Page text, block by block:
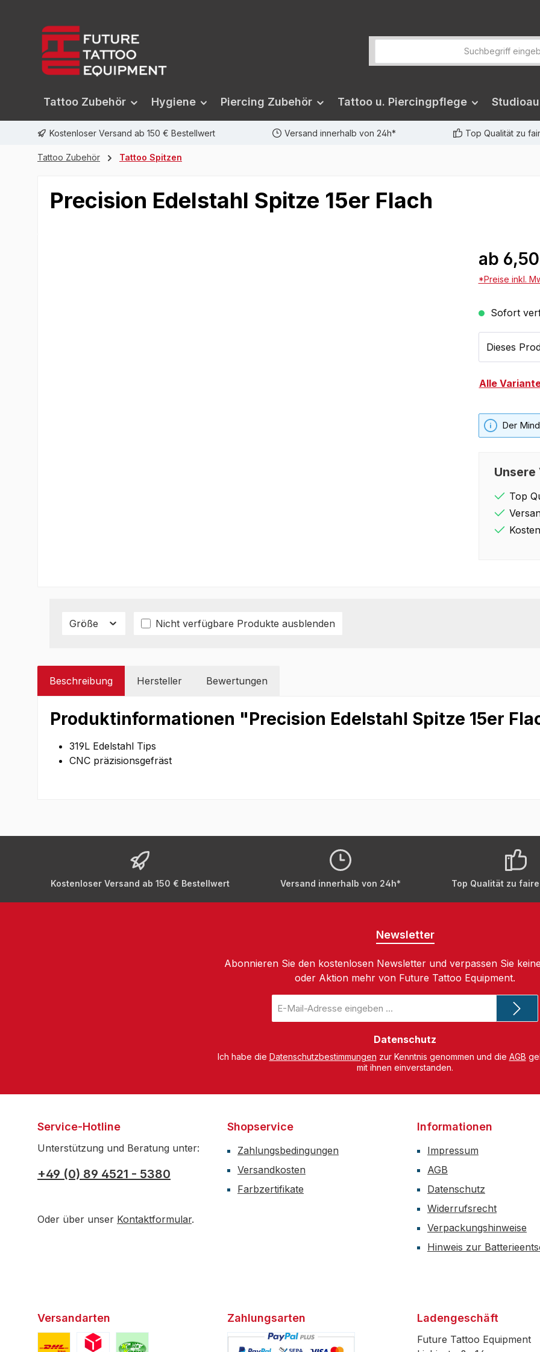
Tattoo Zubehör Hygiene Piercing Zubehör Tattoo u. Piercingpflege
Kostenloser Versand ab 150 € Bestellwert Versand innerhalb von 24h* Top Qualität zu
Tattoo Zubehör Tattoo Spitzen
Precision Edelstahl Spitze 15er Flach
ab
*Preise inkl.
Sofort
Dieses
Alle
Der
Top
Größe Nicht verfügbare Produkte ausblenden
Beschreibung Hersteller Bewertungen
Produktinformationen "Precision Edelstahl Spitze 15er
319L Edelstahl Tips
CNC präzisionsgefräst
Kostenloser Versand ab 150 € Bestellwert Versand innerhalb von 24h* Top Qualität zu
Newsletter
Abonnieren Sie den kostenlosen Newsletter und verpassen Sie
oder Aktion mehr von Future Tattoo Equipment.
Mail-
Adresse
Datenschutz
Ich habe die Datenschutzbestimmungen zur Kenntnis genommen und die AGB
mit ihnen einverstanden.
Service-Hotline
Unterstützung und Beratung unter:
+49 (0) 89 4521 - 5380
Oder über unser Kontaktformular.
Shopservice
Zahlungsbedingungen
Versandkosten
Farbzertifikate
Informationen
Impressum
AGB
Datenschutz
Widerrufsrecht
Verpackungshinweise
Hinweis zur
Versandarten Zahlungsarten Ladengeschäft
Future Tattoo Equipment